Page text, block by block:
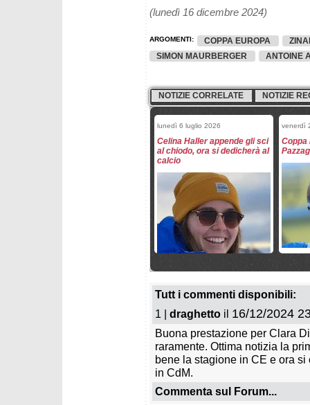
(lunedì 16 dicembre 2024)
ARGOMENTI: COPPA EUROPA
SIMON MAURBERGER
ANTOINE
NOTIZIE CORRELATE NOTIZIE
lunedì 6 luglio 2026
Celina Haller appende gli sci
al chiodo, ora si dedicherà al
calcio
venerdì
Coppa
veloci
Tutt i commenti disponibili:
1 | draghetto il 16/12/2024
Buona prestazione per Clara
raramente. Ottima notizia la
bene la stagione in CE e ora
in CdM.
Commenta sul Forum...